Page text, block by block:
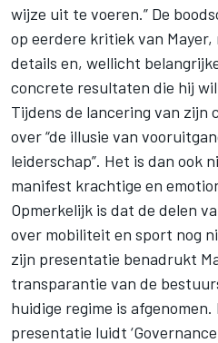
wijze uit te voeren.” De
op eerdere kritiek van
details en, wellicht
concrete resultaten die hij
Tijdens de lancering van zijn
over “de illusie van
leiderschap”. Het is dan ook
manifest krachtige en
Opmerkelijk is dat de delen
over mobiliteit en sport nog
zijn presentatie benadrukt
transparantie van de
huidige regime is
presentatie luidt